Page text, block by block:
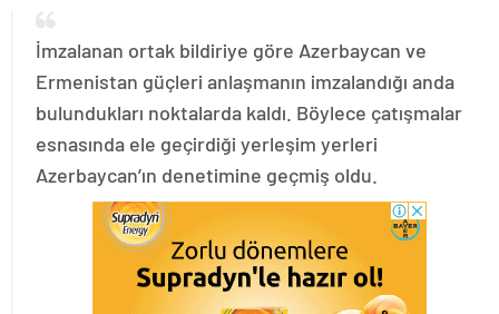
İmzalanan ortak bildiriye göre Azerbaycan ve
Ermenistan güçleri anlaşmanın imzalandığı anda
bulundukları noktalarda kaldı. Böylece çatışmalar
esnasında ele geçirdiği yerleşim yerleri
Azerbaycan’ın denetimine geçmiş oldu.